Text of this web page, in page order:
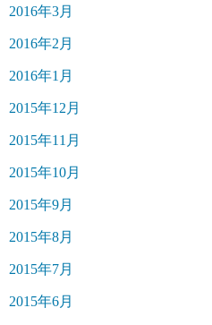
2016年3月
2016年2月
2016年1月
2015年12月
2015年11月
2015年10月
2015年9月
2015年8月
2015年7月
2015年6月